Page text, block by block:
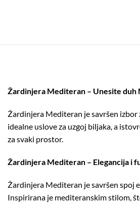
Žardinjera Mediteran – Unesite duh
Žardinjera Mediteran je savršen izbor
idealne uslove za uzgoj biljaka, a
za svaki prostor.
Žardinjera Mediteran – Elegancija i
Žardinjera Mediteran je savršen spoj
Inspirirana je mediteranskim stilom,